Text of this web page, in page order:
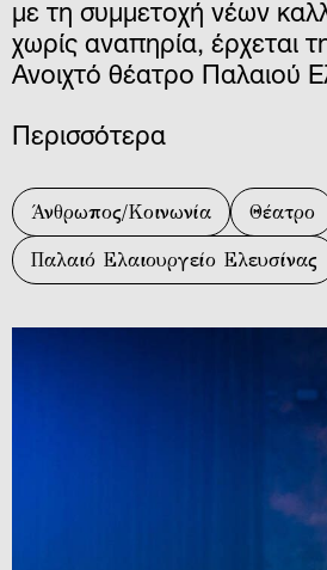
με τη συμμετοχή νέων
χωρίς αναπηρία, έρχεται
Ανοιχτό θέατρο Παλαιού
Περισσότερα
Άνθρωπος/Κοινωνία Θέατρο
Παλαιό Ελαιουργείο Ελευσίνας